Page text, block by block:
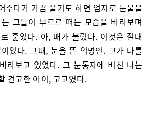
주다가 가끔 울기도 하면 엄지로 눈물을
그들이 부르르 떠는 모습을 바라보며
훑었다. 아, 배가 불렀다. 이것은 절대
었다. 그때, 눈을 뜬 익명인. 그가 나를
라보고 있었다. 그 눈동자에 비친 나는
견고한 아이, 고고였다.